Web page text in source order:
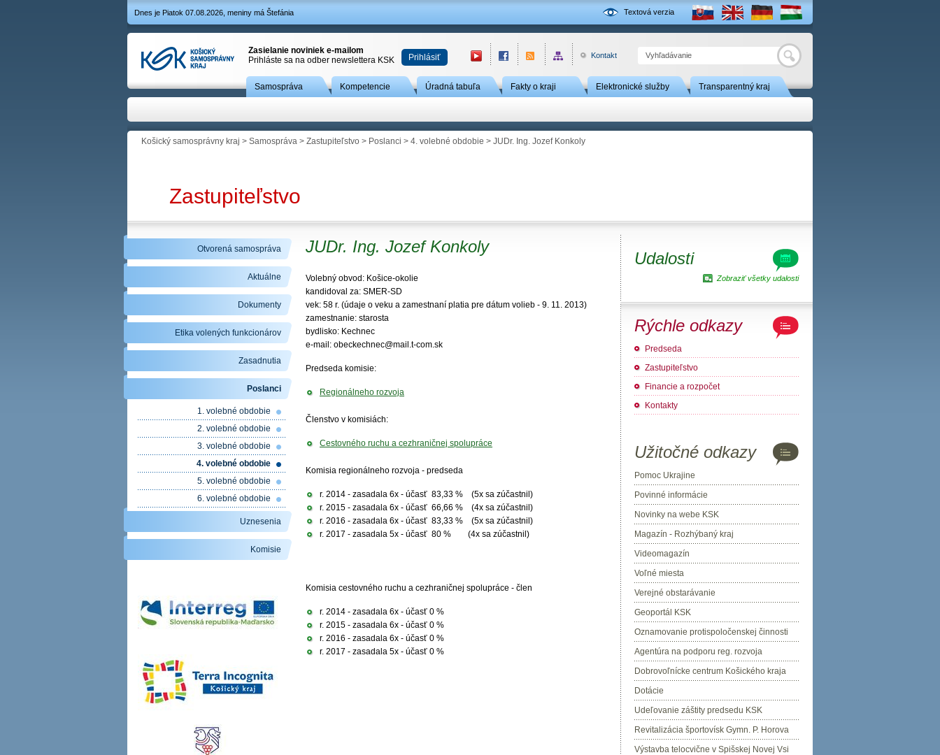
Textová verzia
Dnes je Piatok 07.08.2026, meniny má Štefánia
Hľadať
Zasielanie noviniek e-mailom
Prihláste sa na odber newslettera KSK
Prihlásiť Kontakt
Samospráva Kompetencie Úradná tabuľa Fakty o kraji Elektronické služby Transparentný kraj
Košický samosprávny kraj > Samospráva > Zastupiteľstvo > Poslanci > 4. volebné obdobie > JUDr. Ing. Jozef Konkoly
Zastupiteľstvo
JUDr. Ing. Jozef Konkoly
Volebný obvod: Košice-okolie
kandidoval za: SMER-SD
vek: 58 r. (údaje o veku a zamestnaní platia pre dátum volieb - 9. 11. 2013)
zamestnanie: starosta
bydlisko: Kechnec
e-mail: obeckechnec@mail.t-com.sk
Predseda komisie:
Regionálneho rozvoja
Členstvo v komisiách:
Cestovného ruchu a cezhraničnej spolupráce
Komisia regionálneho rozvoja - predseda
r. 2014 - zasadala 6x - účasť 83,33 % (5x sa zúčastnil)
r. 2015 - zasadala 6x - účasť 66,66 % (4x sa zúčastnil)
r. 2016 - zasadala 6x - účasť 83,33 % (5x sa zúčastnil)
r. 2017 - zasadala 5x - účasť 80 % (4x sa zúčastnil)
Komisia cestovného ruchu a cezhraničnej spolupráce - člen
r. 2014 - zasadala 6x - účasť 0 %
r. 2015 - zasadala 6x - účasť 0 %
r. 2016 - zasadala 6x - účasť 0 %
r. 2017 - zasadala 5x - účasť 0 %
Otvorená samospráva
Aktuálne
Dokumenty
Etika volených funkcionárov
Zasadnutia
Poslanci
1. volebné obdobie
2. volebné obdobie
3. volebné obdobie
4. volebné obdobie
5. volebné obdobie
6. volebné obdobie
Uznesenia
Komisie
Udalosti
Zobraziť všetky udalosti
Rýchle odkazy
Predseda
Zastupiteľstvo
Financie a rozpočet
Kontakty
Užitočné odkazy
Pomoc Ukrajine
Povinné informácie
Novinky na webe KSK
Magazín - Rozhýbaný kraj
Videomagazín
Voľné miesta
Verejné obstarávanie
Geoportál KSK
Oznamovanie protispoločenskej činnosti
Agentúra na podporu reg. rozvoja
Dobrovoľnícke centrum Košického kraja
Dotácie
Udeľovanie záštity predsedu KSK
Revitalizácia športovísk Gymn. P. Horova
Výstavba telocvične v Spišskej Novej Vsi